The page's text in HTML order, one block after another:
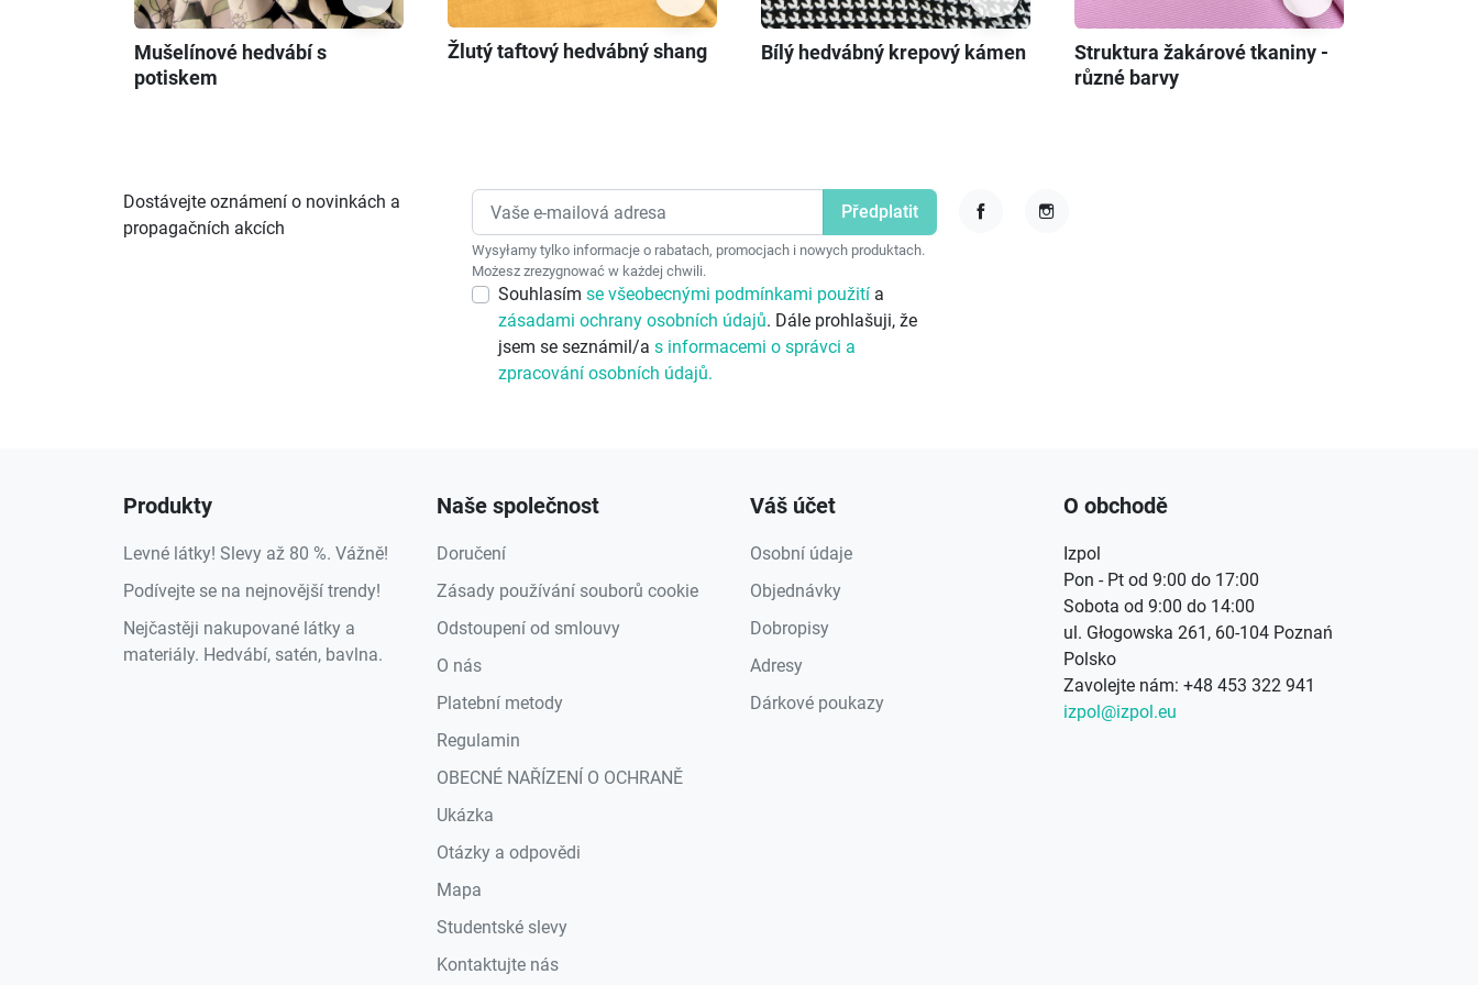
Mušelínové hedvábí s
potiskem
Žlutý taftový hedvábný shang Bílý hedvábný krepový kámen
Struktura žakárové tkaniny -
různé barvy
Dostávejte oznámení o novinkách a
propagačních akcích
Wysyłamy tylko informacje o rabatach, promocjach i nowych produktach.
Możesz zrezygnować w każdej chwili.
Souhlasím se všeobecnými podmínkami použití a
zásadami ochrany osobních údajů. Dále prohlašuji, že
jsem se seznámil/a s informacemi o správci a
zpracování osobních údajů.
Produkty
Levné látky! Slevy až 80 %. Vážně!
Podívejte se na nejnovější trendy!
Nejčastěji nakupované látky a
materiály. Hedvábí, satén, bavlna.
Naše společnost
Doručení
Zásady používání souborů cookie
Odstoupení od smlouvy
O nás
Platební metody
Regulamin
OBECNÉ NAŘÍZENÍ O OCHRANĚ
Ukázka
Otázky a odpovědi
Mapa
Studentské slevy
Kontaktujte nás
Váš účet
Osobní údaje
Objednávky
Dobropisy
Adresy
Dárkové poukazy
O obchodě
Izpol
Pon - Pt od 9:00 do 17:00
Sobota od 9:00 do 14:00
ul. Głogowska 261, 60-104 Poznań
Polsko
Zavolejte nám: +48 453 322 941
izpol@izpol.eu